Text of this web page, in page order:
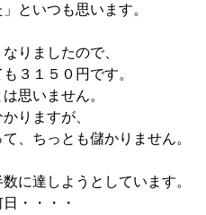
といつも思います。
りましたので、
３１５０円です。
思いません。
りますが、
、ちっとも儲かりません。
に達しようとしています。
・・・・